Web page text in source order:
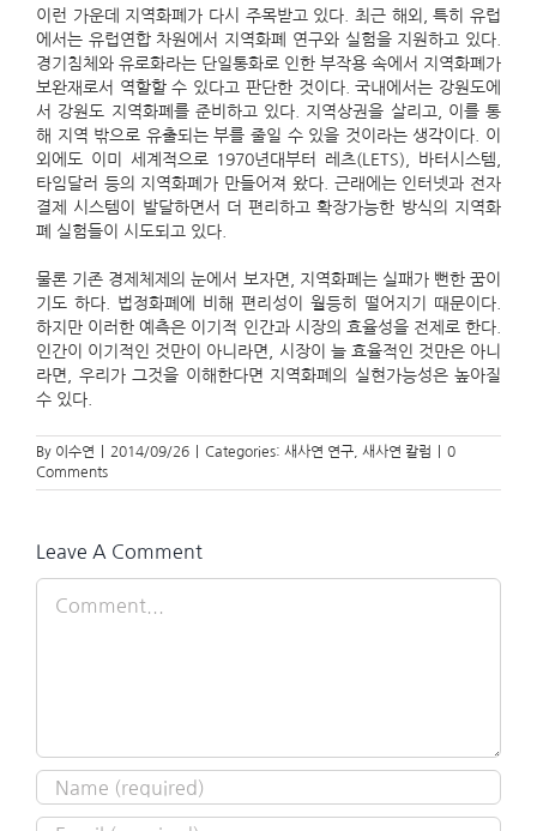
이런 가운데 지역화폐가 다시 주목받고 있다. 최근 해외, 특히 유럽
에서는 유럽연합 차원에서 지역화폐 연구와 실험을 지원하고 있다.
경기침체와 유로화라는 단일통화로 인한 부작용 속에서 지역화폐가
보완재로서 역할할 수 있다고 판단한 것이다. 국내에서는 강원도에
서 강원도 지역화폐를 준비하고 있다. 지역상권을 살리고, 이를 통
해 지역 밖으로 유출되는 부를 줄일 수 있을 것이라는 생각이다. 이
외에도 이미 세계적으로 1970년대부터 레츠(LETS), 바터시스템,
타임달러 등의 지역화폐가 만들어져 왔다. 근래에는 인터넷과 전자
결제 시스템이 발달하면서 더 편리하고 확장가능한 방식의 지역화
폐 실험들이 시도되고 있다.
물론 기존 경제체제의 눈에서 보자면, 지역화폐는 실패가 뻔한 꿈이
기도 하다. 법정화폐에 비해 편리성이 월등히 떨어지기 때문이다.
하지만 이러한 예측은 이기적 인간과 시장의 효율성을 전제로 한다.
인간이 이기적인 것만이 아니라면, 시장이 늘 효율적인 것만은 아니
라면, 우리가 그것을 이해한다면 지역화폐의 실현가능성은 높아질
수 있다.
By 이수연 2014/09/26 Categories: 새사연 연구 새사연 칼럼
0
Comments
Leave A Comment